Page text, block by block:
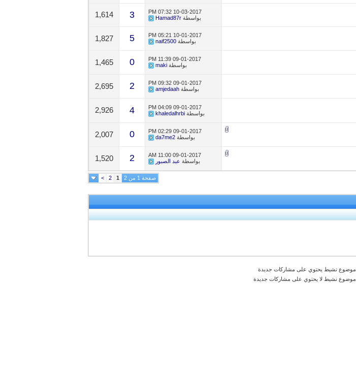
10-03-2017
07:32 PM
بواسطةHamad87r
3
1,614
10-01-2017
05:21 PM
بواسطةnaif2500
5
1,827
09-01-2017
11:39 PM
بواسطةmaki
0
1,465
09-01-2017
09:32 PM
بواسطةamjedaah
2
2,695
09-01-2017
04:09 PM
بواسطةkhaledalhrbi
4
2,926
09-01-2017
02:29 PM
بواسطةda7me2
0
2,007
09-01-2017
11:00 AM
بواسطة عبد الصبور 2
1,520
صفحة 1 من 2 1
2
>
موضوع نشيط يحتوي على مشاركات جديدة
موضوع نشيط لا يحتوي على مشاركات جديدة